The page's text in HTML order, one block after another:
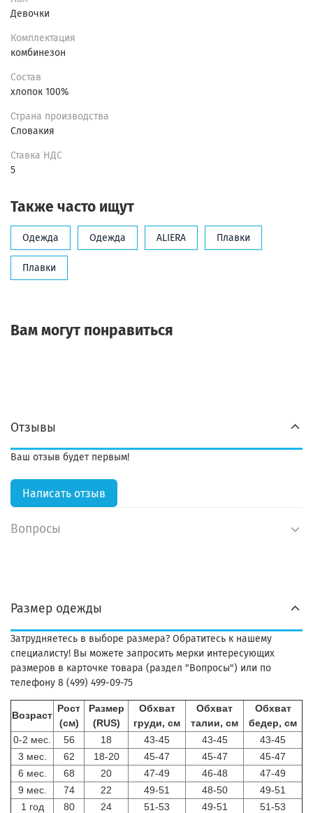
Девочки
Комплектация
комбинезон
Состав
хлопок 100%
Страна производства
Словакия
Ставка НДС
5
Также часто ищут
Одежда Одежда ALIERA Плавки
Плавки
Вам могут понравиться
Отзывы
Ваш отзыв будет первым!
Написать отзыв
Вопросы
Размер одежды
Затрудняетесь в выборе размера? Обратитесь к нашему
специалисту! Вы можете запросить мерки интересующих
размеров в карточке товара (раздел "Вопросы") или по
телефону 8 (499) 499-09-75
Возраст
Рост
(см)
Размер
(RUS)
Обхват
груди, см
Обхват
талии, см
Обхват
бедер, см
0-2 мес.
56 18 43-45 43-45
43-45
3 мес.
62 18-20 45-47 45-47
45-47
6 мес.
68 20 47-49 46-48
47-49
9 мес.
74 22 49-51 48-50
49-51
1 год
80 24 51-53 49-51
51-53